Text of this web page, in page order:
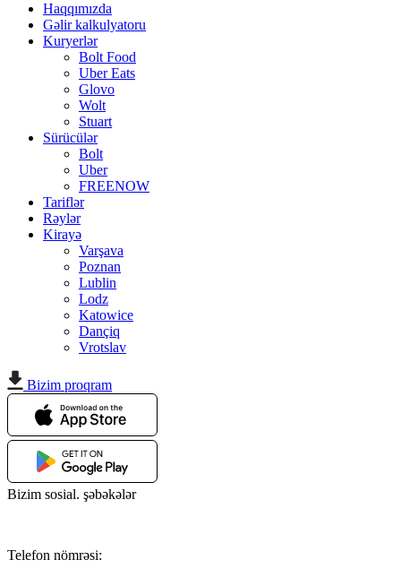
Haqqımızda
Gəlir kalkulyatoru
Kuryerlər
Bolt Food
Uber Eats
Glovo
Wolt
Stuart
Sürücülər
Bolt
Uber
FREENOW
Tariflər
Rəylər
Kirayə
Varşava
Poznan
Lublin
Lodz
Katowice
Dançiq
Vrotslav
Bizim proqram
Bizim sosial. şəbəkələr
Telefon nömrəsi: